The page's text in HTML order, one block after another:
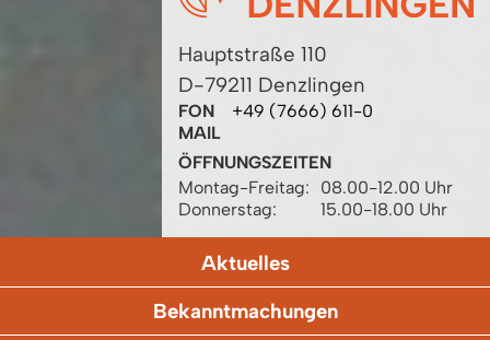
Hauptstraße 110
D-79211 Denzlingen
FON
+49 (7666) 611-0
MAIL
ÖFFNUNGSZEITEN
Montag-Freitag:
08.00-12.00 Uhr
Donnerstag:
15.00-18.00 Uhr
Aktuelles
Bekanntmachungen